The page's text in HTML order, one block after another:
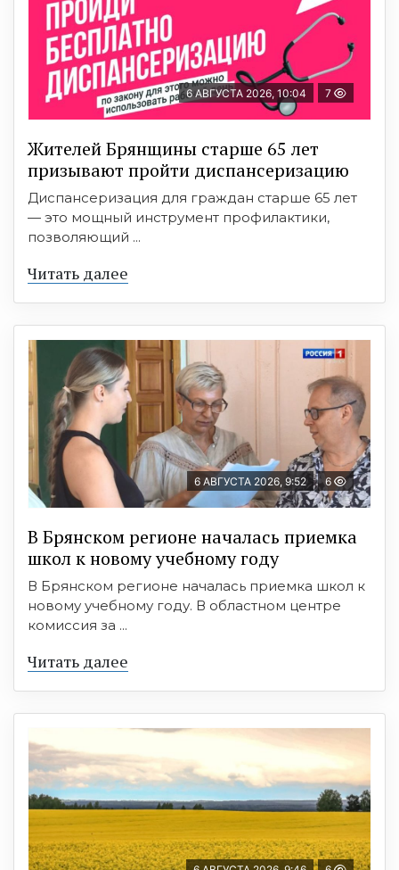
6 АВГУСТА 2026, 10:04 7
Жителей Брянщины старше 65 лет
призывают пройти диспансеризацию
Диспансеризация для граждан старше 65 лет
— это мощный инструмент профилактики,
позволяющий ...
Читать далее
6 АВГУСТА 2026, 9:52 6
В Брянском регионе началась приемка
школ к новому учебному году
В Брянском регионе началась приемка школ к
новому учебному году. В областном центре
комиссия за ...
Читать далее